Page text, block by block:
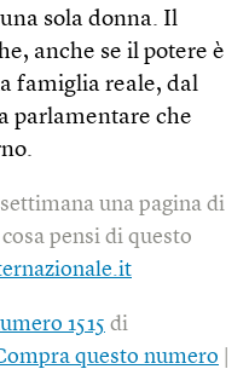
sola donna. Il
anche se il potere è
famiglia reale, dal
parlamentare che
una pagina di
pensi di questo
1515 di
questo numero